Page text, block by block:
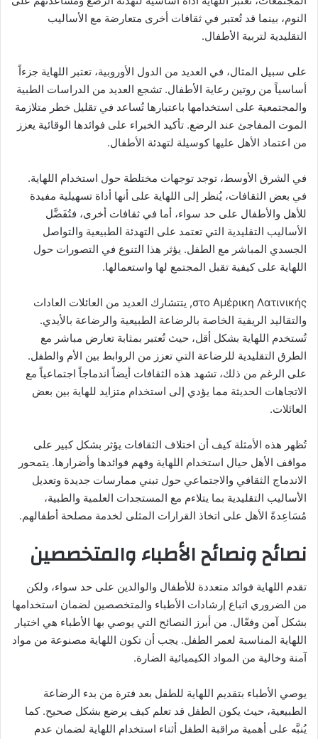
النوم، بينما قد تُعتبر في ثقافات أخرى متعارضة مع الأساليب
التقليدية لتربية الأطفال.
على سبيل المثال، في العديد من الدول الأوروبية، تعتبر اللهاية جزءاً
أساسياً من روتين رعاية الأطفال. تشجع العديد من الدراسات الطبية
والمجتمعية على استخدامها باعتبارها تُساعد في تقليل خطر متلازمة
الموت المفاجئ عند الرضع. تأكيد الخبراء على فوائدها الوقائية يعزز
من اعتماد الأهل عليها كوسيلة لتهدئة الأطفال.
في الشرق الأوسط، توجد توجهات مختلطة حول استخدام اللهاية.
في بعض الثقافات، يُنظر إلى اللهاية على أنها أداة تسهيلية مفيدة
للأهل والأطفال على حد سواء، أما في ثقافات أخرى، فتُفَضَّل
الأساليب التقليدية التي تعتمد على التهدئة الطبيعية والتواصل
الجسدي المباشر مع الطفل. يؤثر هذا التنوع في التصورات حول
اللهاية على كيفية تقبل المجتمع لها واستعمالها.
στο Αμέρικη Λατινικής, يتتشارك العديد من العائلات العادات
والتقاليد الريفية الخاصة بالرضاعة الطبيعية والرضاعة بالأيدي.
تُستخدم اللهاية بشكل أقل، حيث تُعتبر بمثابة تعارض مباشر مع
الطرق التقليدية للرضاعة التي تعزز من الروابط بين الأم والطفل.
على الرغم من ذلك، تشهد هذه الثقافات أيضاً اندماجاً اجتماعياً مع
الاتجاهات الحديثة مما يؤدي إلى استخدام متزايد للهاية بين بعض
العائلات.
تُظهر هذه الأمثلة كيف أن اختلاف الثقافات يؤثر بشكل كبير على
مواقف الأهل حيال استخدام اللهاية وفهم فوائدها وأضرارها. يتمحور
الاندماج الثقافي والاجتماعي حول تبني ممارسات جديدة وتعديل
الأساليب التقليدية بما يتلاءم مع المستجدات العلمية والطبية،
مُسَاعِدةً الأهل على اتخاذ القرارات المثلى لخدمة مصلحة أطفالهم.
نصائح ونصائح الأطباء والمتخصصين
تقدم اللهاية فوائد متعددة للأطفال والوالدين على حد سواء، ولكن
من الضروري اتباع إرشادات الأطباء والمتخصصين لضمان استخدامها
بشكل آمن وفعّال. من أبرز النصائح التي يوصي بها الأطباء هي اختيار
اللهاية المناسبة لعمر الطفل. يجب أن تكون اللهاية مصنوعة من مواد
آمنة وخالية من المواد الكيميائية الضارة.
يوصي الأطباء بتقديم اللهاية للطفل بعد فترة من بدء الرضاعة
الطبيعية، حيث يكون الطفل قد تعلم كيف يرضع بشكل صحيح. كما
يُنبَّه على أهمية مراقبة الطفل أثناء استخدام اللهاية لضمان عدم